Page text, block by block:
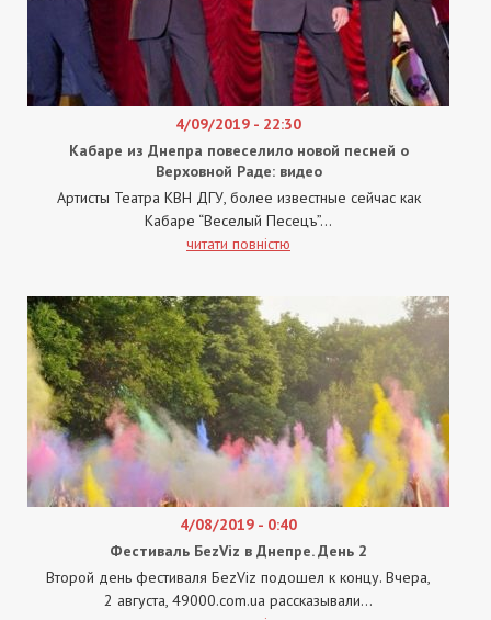
4/09/2019 - 22:30
Кабаре из Днепра повеселило новой песней о
Верховной Раде: видео
Артисты Театра КВН ДГУ, более известные сейчас как
Кабаре “Веселый Песецъ”...
читати повністю
4/08/2019 - 0:40
Фестиваль БеzViz в Днепре. День 2
Второй день фестиваля БеzViz подошел к концу. Вчера,
2 августа, 49000.com.ua рассказывали...